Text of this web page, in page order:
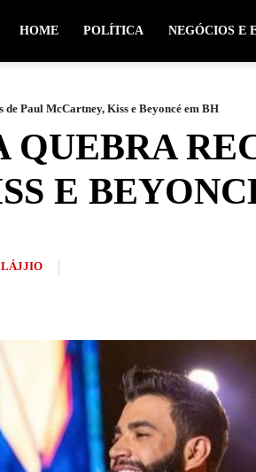
HOME POLÍTICA NEGÓCIOS E
Paul McCartney, Kiss e Beyoncé em BH
E